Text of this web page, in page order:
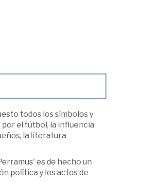
todos los símbolos y
por el fútbol, la influencia
la literatura
es de hecho un
política y los actos de